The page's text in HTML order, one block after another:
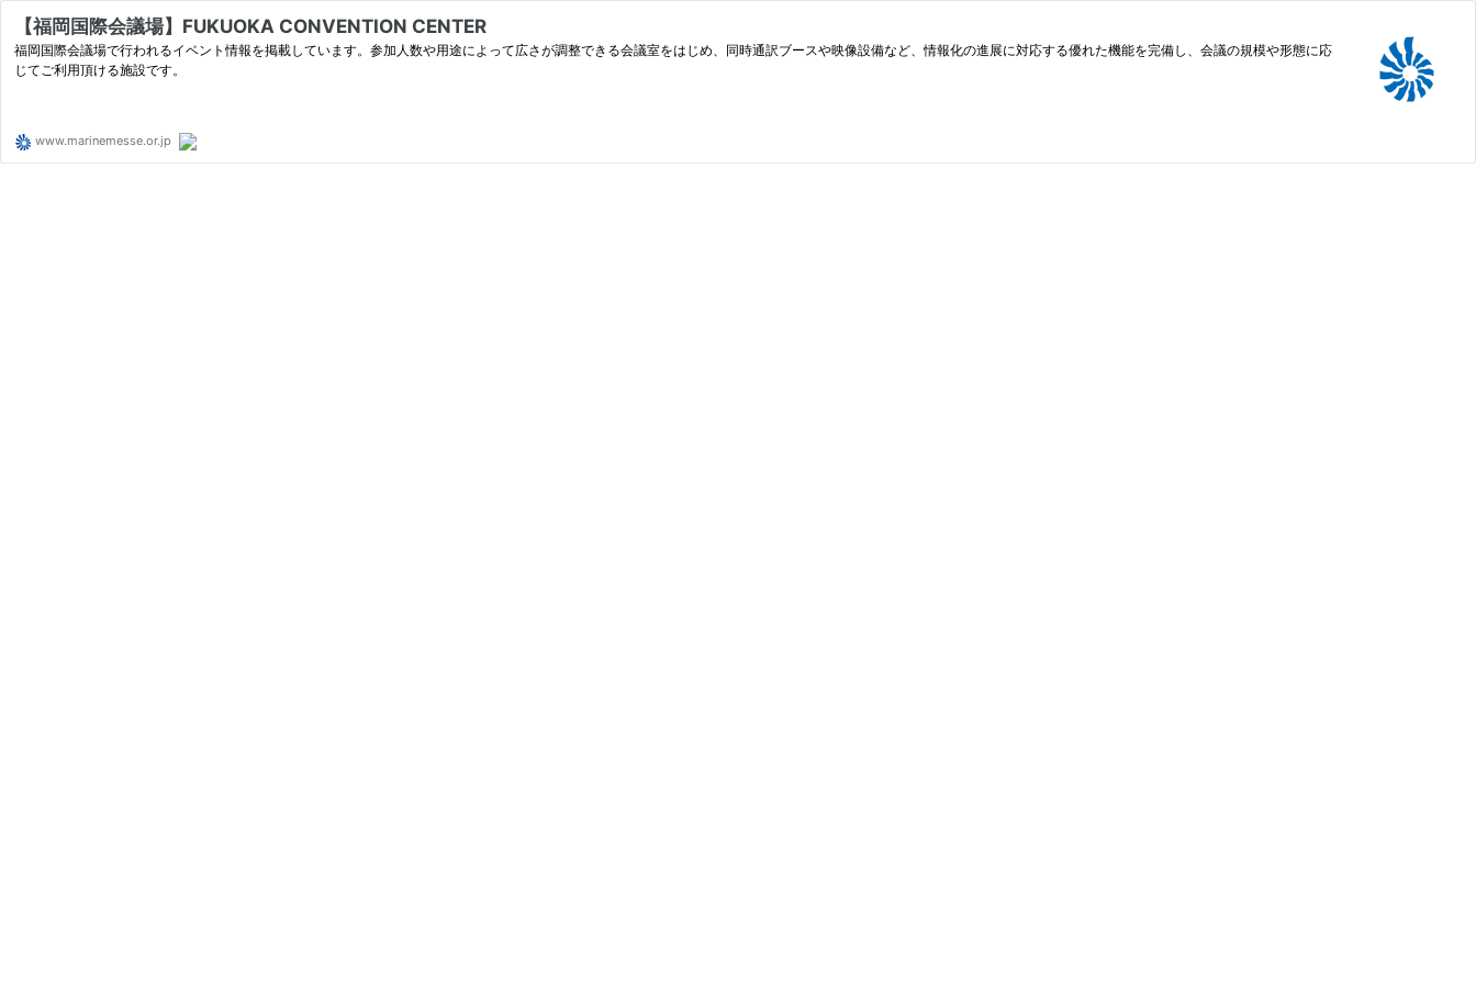
【福岡国際会議場】FUKUOKA CONVENTION CENTER
福岡国際会議場で行われるイベント情報を掲載しています。参加人数や用途によって広さが調整できる会議室をはじめ、同時通訳ブースや映像設備など、情報化の進展に対応する優れた機能を完備し、会議の規模や形態に応
じてご利用頂ける施設です。
www.marinemesse.or.jp